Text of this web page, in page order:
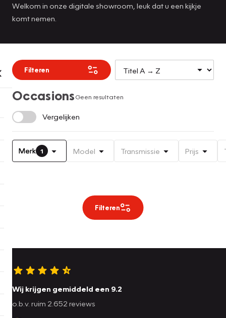
Welkom in onze digitale showroom, leuk dat u een kijkje
komt nemen.
Filteren
OccasionsGeen resultaten
Vergelijken
Merk 1 Model Transmissie Prijs
Filteren
Wij krijgen gemiddeld een 9.2
o.b.v. ruim 2.652 reviews